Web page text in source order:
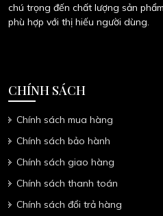
chú trọng đến chất lượng sản
phù hợp với thị hiếu người dùng.
CHÍNH SÁCH
Chính sách mua hàng
Chính sách bảo hành
Chính sách giao hàng
Chính sách thanh toán
Chính sách đổi trả hàng